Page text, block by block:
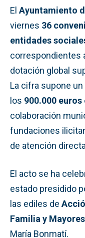
El Ayuntamiento
viernes 36
entidades
correspondientes
dotación global
La cifra supone
los 900.000 euros
colaboración
fundaciones
de atención
El acto se ha
estado presidido
las ediles de
Familia y Mayores
María Bonmatí.